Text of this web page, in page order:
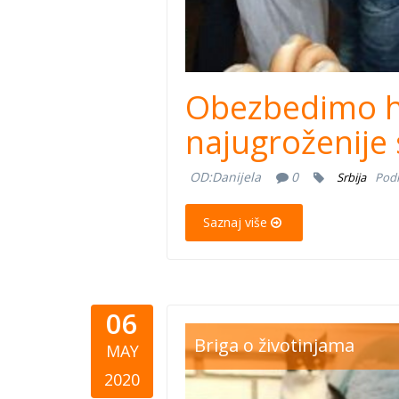
Obezbedimo
najugroženije
OD:Danijela 0 Srbija
Saznaj više
06
MAY
2020
Briga o životinjama